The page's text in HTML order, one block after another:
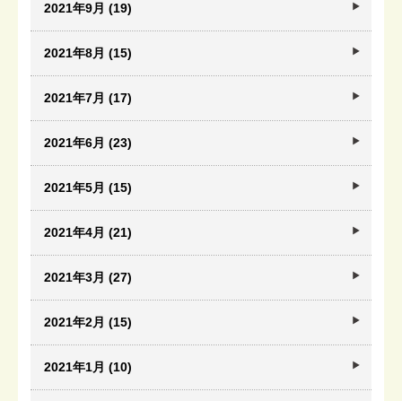
2021年9月 (19)
2021年8月 (15)
2021年7月 (17)
2021年6月 (23)
2021年5月 (15)
2021年4月 (21)
2021年3月 (27)
2021年2月 (15)
2021年1月 (10)